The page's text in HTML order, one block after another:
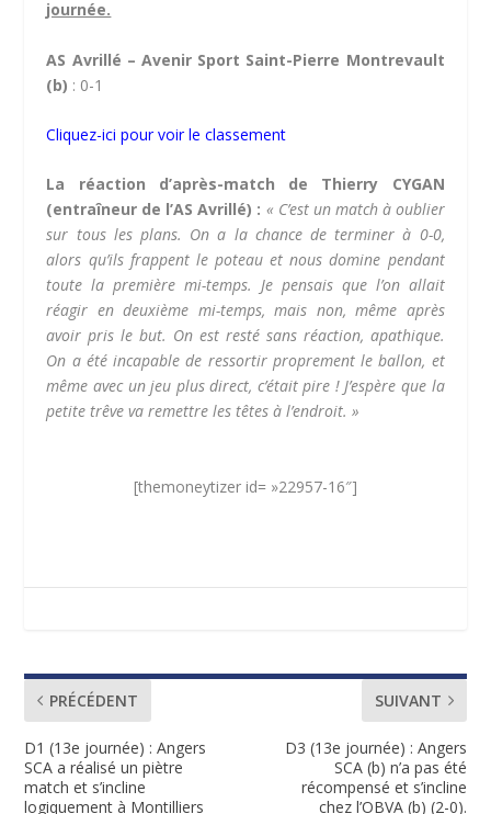
journée.
AS Avrillé – Avenir Sport Saint-Pierre Montrevault
(b) : 0-1
Cliquez-ici pour voir le classement
La réaction d’après-match de Thierry CYGAN
(entraîneur de l’AS Avrillé) : « C’est un match à oublier
sur tous les plans. On a la chance de terminer à 0-0,
alors qu’ils frappent le poteau et nous domine pendant
toute la première mi-temps. Je pensais que l’on allait
réagir en deuxième mi-temps, mais non, même après
avoir pris le but. On est resté sans réaction, apathique.
On a été incapable de ressortir proprement le ballon, et
même avec un jeu plus direct, c’était pire ! J’espère que la
petite trêve va remettre les têtes à l’endroit. »
[themoneytizer id= »22957-16″]
PRÉCÉDENT
D1 (13e journée) : Angers
SCA a réalisé un piètre
match et s’incline
logiquement à Montilliers
SUIVANT
D3 (13e journée) : Angers
SCA (b) n’a pas été
récompensé et s’incline
chez l’OBVA (b) (2-0).